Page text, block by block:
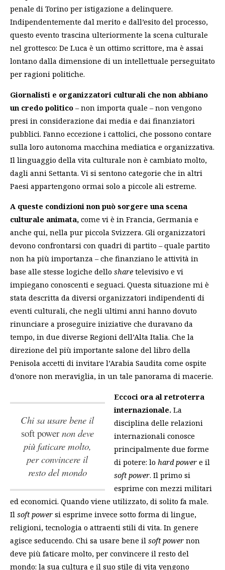
penale di Torino per istigazione a delinquere.
Indipendentemente dal merito e dall’esito del processo,
questo evento trascina ulteriormente la scena culturale
nel grottesco: De Luca è un ottimo scrittore, ma è assai
lontano dalla dimensione di un intellettuale perseguitato
per ragioni politiche.
Giornalisti e organizzatori culturali che non abbiano
un credo politico – non importa quale – non vengono
presi in considerazione dai media e dai finanziatori
pubblici. Fanno eccezione i cattolici, che possono contare
sulla loro autonoma macchina mediatica e organizzativa.
Il linguaggio della vita culturale non è cambiato molto,
dagli anni Settanta. Vi si sentono categorie che in altri
Paesi appartengono ormai solo a piccole ali estreme.
A queste condizioni non può sorgere una scena
culturale animata, come vi è in Francia, Germania e
anche qui, nella pur piccola Svizzera. Gli organizzatori
devono confrontarsi con quadri di partito – quale partito
non ha più importanza – che finanziano le attività in
base alle stesse logiche dello share televisivo e vi
impiegano conoscenti e seguaci. Questa situazione mi è
stata descritta da diversi organizzatori indipendenti di
eventi culturali, che negli ultimi anni hanno dovuto
rinunciare a proseguire iniziative che duravano da
tempo, in due diverse Regioni dell’Alta Italia. Che la
direzione del più importante salone del libro della
Penisola accetti di invitare l’Arabia Saudita come ospite
d’onore non meraviglia, in un tale panorama di macerie.
Chi sa usare bene il
soft powernon deve
più faticare molto,
per convincere il
resto del mondo
Eccoci ora al retroterra
internazionale.La
disciplina delle relazioni
internazionali conosce
principalmente due forme
di potere: lo hard power e il
soft power. Il primo si
esprime con mezzi militari
ed economici. Quando viene utilizzato, di solito fa male.
Il soft power si esprime invece sotto forma di lingue,
religioni, tecnologia o attraenti stili di vita. In genere
agisce seducendo. Chi sa usare bene il soft power non
deve più faticare molto, per convincere il resto del
mondo: la sua cultura e il suo stile di vita vengono